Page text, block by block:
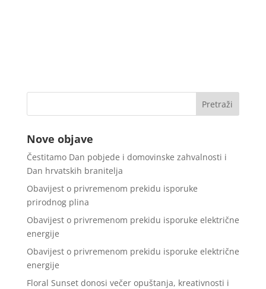
Nove objave
Čestitamo Dan pobjede i domovinske zahvalnosti i
Dan hrvatskih branitelja
Obavijest o privremenom prekidu isporuke
prirodnog plina
Obavijest o privremenom prekidu isporuke električne
energije
Obavijest o privremenom prekidu isporuke električne
energije
Floral Sunset donosi večer opuštanja, kreativnosti i